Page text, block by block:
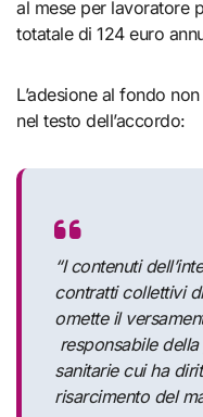
al mese per lavoratore
totatale di 124 euro
L’adesione al fondo
nel testo dell’accordo:
“I contenuti
contratti collettivi
omette il
responsabile
sanitarie cui ha
risarcimento del